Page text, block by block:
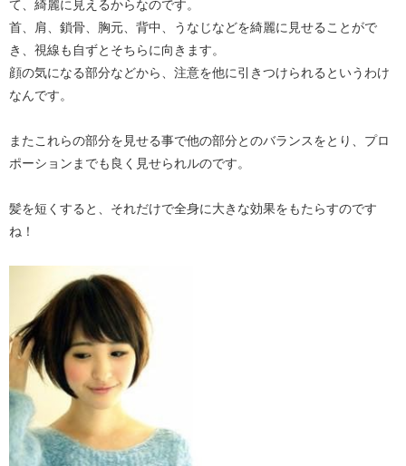
て、綺麗に見えるからなのです。
首、肩、鎖骨、胸元、背中、うなじなどを綺麗に見せることがで
き、視線も自ずとそちらに向きます。
顔の気になる部分などから、注意を他に引きつけられるというわけ
なんです。
またこれらの部分を見せる事で他の部分とのバランスをとり、プロ
ポーションまでも良く見せられルのです。
髪を短くすると、それだけで全身に大きな効果をもたらすのです
ね！